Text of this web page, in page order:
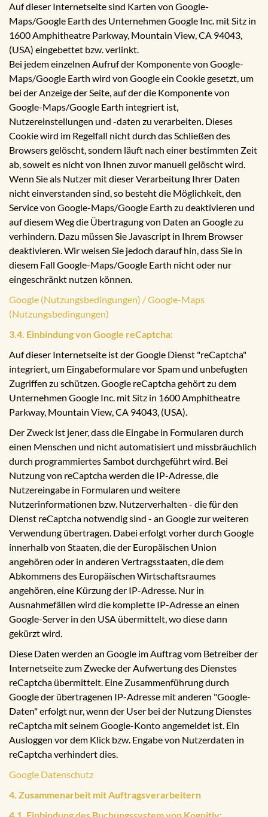
Auf dieser Internetseite sind Karten von Google-
Maps/Google Earth des Unternehmen Google Inc. mit Sitz in
1600 Amphitheatre Parkway, Mountain View, CA 94043,
(USA) eingebettet bzw. verlinkt.
Bei jedem einzelnen Aufruf der Komponente von Google-
Maps/Google Earth wird von Google ein Cookie gesetzt, um
bei der Anzeige der Seite, auf der die Komponente von
Google-Maps/Google Earth integriert ist,
Nutzereinstellungen und -daten zu verarbeiten. Dieses
Cookie wird im Regelfall nicht durch das Schließen des
Browsers gelöscht, sondern läuft nach einer bestimmten Zeit
ab, soweit es nicht von Ihnen zuvor manuell gelöscht wird.
Wenn Sie als Nutzer mit dieser Verarbeitung Ihrer Daten
nicht einverstanden sind, so besteht die Möglichkeit, den
Service von Google-Maps/Google Earth zu deaktivieren und
auf diesem Weg die Übertragung von Daten an Google zu
verhindern. Dazu müssen Sie Javascript in Ihrem Browser
deaktivieren. Wir weisen Sie jedoch darauf hin, dass Sie in
diesem Fall Google-Maps/Google Earth nicht oder nur
eingeschränkt nutzen können.
Google (Nutzungsbedingungen) / Google-Maps
(Nutzungsbedingungen)
3.4. Einbindung von Google reCaptcha:
Auf dieser Internetseite ist der Google Dienst "reCaptcha"
integriert, um Eingabeformulare vor Spam und unbefugten
Zugriffen zu schützen. Google reCaptcha gehört zu dem
Unternehmen Google Inc. mit Sitz in 1600 Amphitheatre
Parkway, Mountain View, CA 94043, (USA).
Der Zweck ist jener, dass die Eingabe in Formularen durch
einen Menschen und nicht automatisiert und missbräuchlich
durch programmiertes Sambot durchgeführt wird. Bei
Nutzung von reCaptcha werden die IP-Adresse, die
Nutzereingabe in Formularen und weitere
Nutzerinformationen bzw. Nutzerverhalten - die für den
Dienst reCaptcha notwendig sind - an Google zur weiteren
Verwendung übertragen. Dabei erfolgt vorher durch Google
innerhalb von Staaten, die der Europäischen Union
angehören oder in anderen Vertragsstaaten, die dem
Abkommens des Europäischen Wirtschaftsraumes
angehören, eine Kürzung der IP-Adresse. Nur in
Ausnahmefällen wird die komplette IP-Adresse an einen
Google-Server in den USA übermittelt, wo diese dann
gekürzt wird.
Diese Daten werden an Google im Auftrag vom Betreiber der
Internetseite zum Zwecke der Aufwertung des Dienstes
reCaptcha übermittelt. Eine Zusammenführung durch
Google der übertragenen IP-Adresse mit anderen "Google-
Daten" erfolgt nur, wenn der User bei der Nutzung Dienstes
reCaptcha mit seinem Google-Konto angemeldet ist. Ein
Ausloggen vor dem Klick bzw. Engabe von Nutzerdaten in
reCaptcha verhindert dies.
Google Datenschutz
4. Zusammenarbeit mit Auftragsverarbeitern